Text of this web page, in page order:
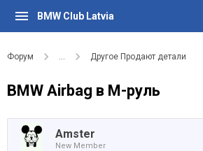
BMW Club Latvia
Форум ... Другое Продают детали
BMW Airbag в М-руль
Amster
New Member